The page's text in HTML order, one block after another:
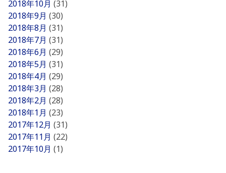
2018年10月 (31)
2018年9月 (30)
2018年8月 (31)
2018年7月 (31)
2018年6月 (29)
2018年5月 (31)
2018年4月 (29)
2018年3月 (28)
2018年2月 (28)
2018年1月 (23)
2017年12月 (31)
2017年11月 (22)
2017年10月 (1)